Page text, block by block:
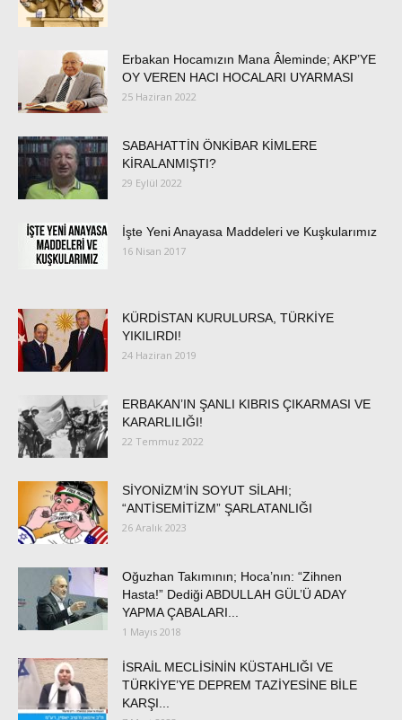
Erbakan Hocamızın Mana Âleminde; AKP’YE
OY VEREN HACI HOCALARI UYARMASI
25 Haziran 2022
SABAHATTİN ÖNKİBAR KİMLERE
KİRALANMIŞTI?
29 Eylül 2022
İşte Yeni Anayasa Maddeleri ve Kuşkularımız
16 Nisan 2017
KÜRDİSTAN KURULURSA, TÜRKİYE
YIKILIRDI!
24 Haziran 2019
ERBAKAN’IN ŞANLI KIBRIS ÇIKARMASI VE
KARARLILIĞI!
22 Temmuz 2022
SİYONİZM’İN SOYUT SİLAHI;
“ANTİSEMİTİZM” ŞARLATANLIĞI
26 Aralık 2023
Oğuzhan Takımının; Hoca’nın: “Zihnen
Hasta!” Dediği ABDULLAH GÜL’Ü ADAY
YAPMA ÇABALARI...
1 Mayıs 2018
İSRAİL MECLİSİNİN KÜSTAHLIĞI VE
TÜRKİYE’YE DEPREM TAZİYESİNE BİLE
KARŞI...